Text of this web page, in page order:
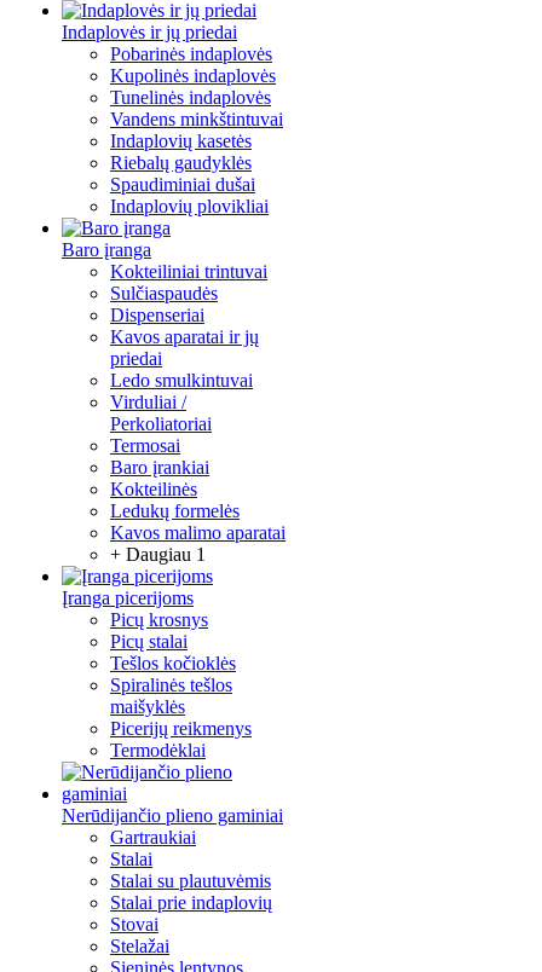
Indaplovės ir jų priedai
Pobarinės indaplovės
Kupolinės indaplovės
Tunelinės indaplovės
Vandens minkštintuvai
Indaplovių kasetės
Riebalų gaudyklės
Spaudiminiai dušai
Indaplovių plovikliai
Baro įranga
Kokteiliniai trintuvai
Sulčiaspaudės
Dispenseriai
Kavos aparatai ir jų
priedai
Ledo smulkintuvai
Virduliai /
Perkoliatoriai
Termosai
Baro įrankiai
Kokteilinės
Ledukų formelės
Kavos malimo aparatai
+ Daugiau 1
Įranga picerijoms
Picų krosnys
Picų stalai
Tešlos kočioklės
Spiralinės tešlos
maišyklės
Picerijų reikmenys
Termodėklai
Nerūdijančio plieno gaminiai
Gartraukiai
Stalai
Stalai su plautuvėmis
Stalai prie indaplovių
Stovai
Stelažai
Sieninės lentynos